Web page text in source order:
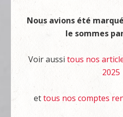
Nous avions été
le sommes
Voir aussi tous nos
2025
ettous nos comptes